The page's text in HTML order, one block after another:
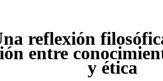
reflexión
entre
y ética